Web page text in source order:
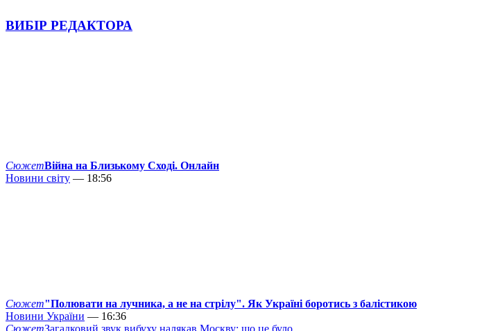
ВИБІР РЕДАКТОРА
СюжетВійна на Близькому Сході. Онлайн
Новини світу — 18:56
Сюжет"Полювати на лучника, а не на стрілу". Як Україні боротись з балістикою
Новини України — 16:36